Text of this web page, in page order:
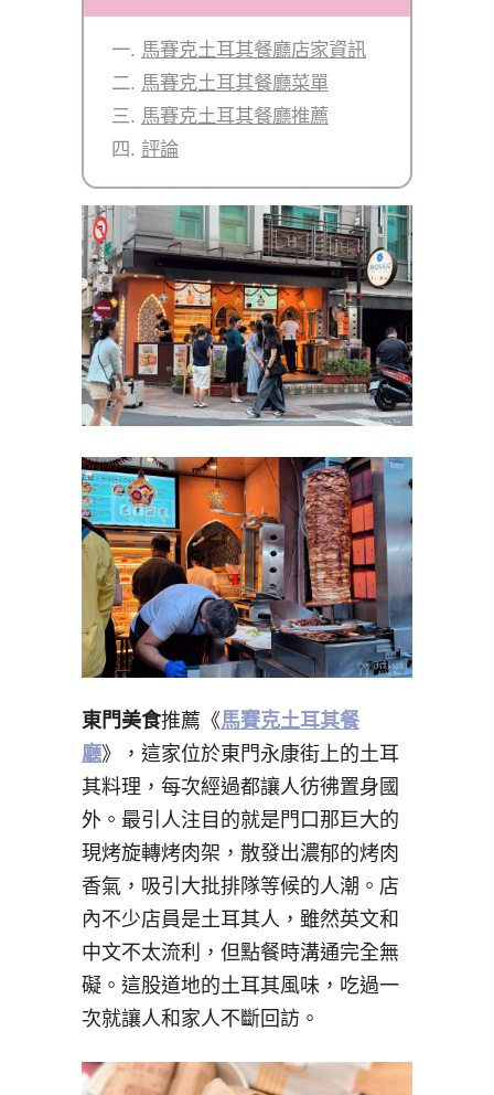
馬賽克土耳其餐廳店家資訊
馬賽克土耳其餐廳菜單
馬賽克土耳其餐廳推薦
評論
東門美食推薦《馬賽克土耳其餐
廳》，這家位於東門永康街上的土耳
其料理，每次經過都讓人彷彿置身國
外。最引人注目的就是門口那巨大的
現烤旋轉烤肉架，散發出濃郁的烤肉
香氣，吸引大批排隊等候的人潮。店
內不少店員是土耳其人，雖然英文和
中文不太流利，但點餐時溝通完全無
礙。這股道地的土耳其風味，吃過一
次就讓人和家人不斷回訪。